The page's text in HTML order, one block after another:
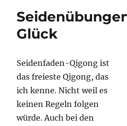
Glück
Seidenfaden-Qigong ist
das freieste Qigong, das
ich kenne. Nicht weil es
keinen Regeln folgen
würde. Auch bei den